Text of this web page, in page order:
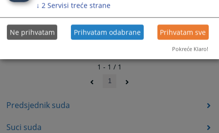
Predsjednik suda
Suci suda
1 - 1 / 1
1
↓ 2 Servisi treće strane
Ne prihvatam Prihvatam odabrane Prihvatam sve
Pokreće Klaro!